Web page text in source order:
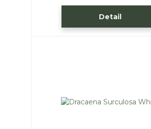
Detail